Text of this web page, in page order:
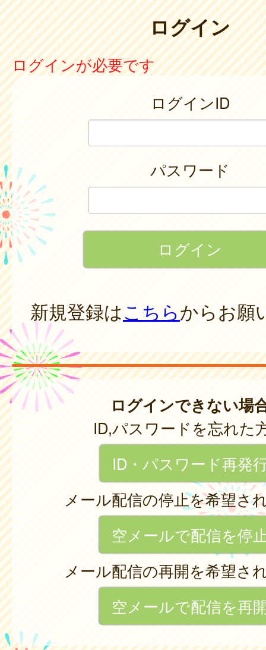
ログイン
ログインが必要です
ログインID
パスワード
新規登録はこちらからお願
ログインできない場
ID,パスワードを忘れた
ID・パスワード再発
メール配信の停止を希望さ
空メールで配信を停
メール配信の再開を希望さ
空メールで配信を再